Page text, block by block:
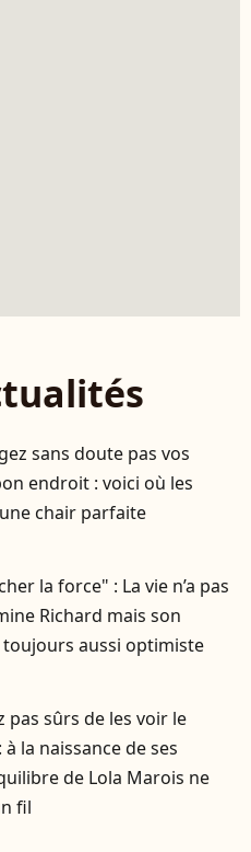
sans doute pas vos
endroit : voici où les
chair parfaite
la force" : La vie n’a pas
Richard mais son
aussi optimiste
pas sûrs de les voir le
la naissance de ses
de Lola Marois ne
fil